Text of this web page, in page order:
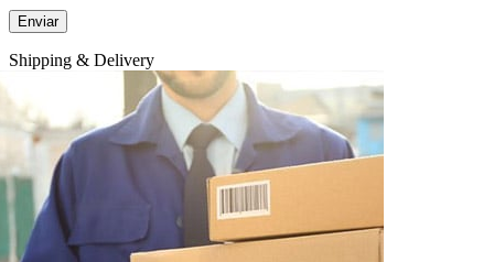
Shipping & Delivery